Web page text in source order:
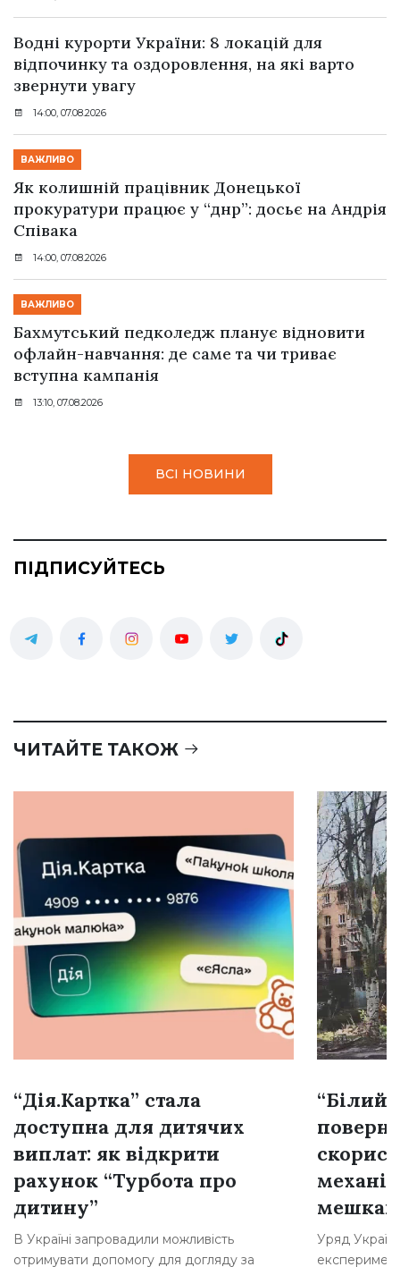
Водні курорти України: 8 локацій для
відпочинку та оздоровлення, на які варто
звернути увагу
14:00, 07.08.2026
ВАЖЛИВО
Як колишній працівник Донецької
прокуратури працює у “днр”: досьє на Андрія
Співака
14:00, 07.08.2026
ВАЖЛИВО
Бахмутський педколедж планує відновити
офлайн-навчання: де саме та чи триває
вступна кампанія
13:10, 07.08.2026
ВСІ НОВИНИ
ПІДПИСУЙТЕСЬ
ЧИТАЙТЕ ТАКОЖ
“Дія.Картка” стала
доступна для дитячих
виплат: як відкрити
рахунок “Турбота про
дитину”
В Україні запровадили можливість
отримувати допомогу для догляду за
“Білий
Уряд